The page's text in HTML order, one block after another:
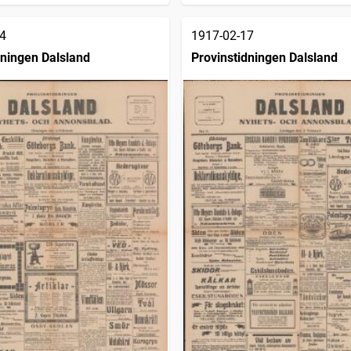
Dalsland
1917-02-17
Provinstidningen Dalsland